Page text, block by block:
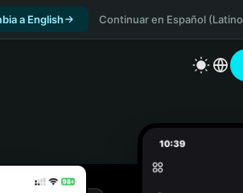
a English Continuar en Español